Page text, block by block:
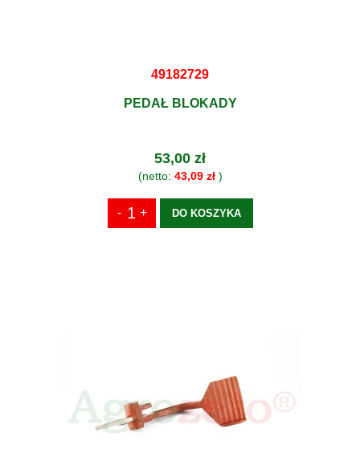
49182729
PEDAŁ BLOKADY
53,00 zł
(netto: 43,09 zł)
DO KOSZYKA